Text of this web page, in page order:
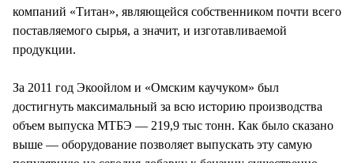
компаний «Титан», являющейся собственником почти всего
поставляемого сырья, а значит, и изготавливаемой
продукции.
За 2011 год Экоойлом и «Омским каучуком» был
достигнуть максимальный за всю историю производства
объем выпуска МТБЭ — 219,9 тыс тонн. Как было сказано
выше — оборудование позволяет выпускать эту самую